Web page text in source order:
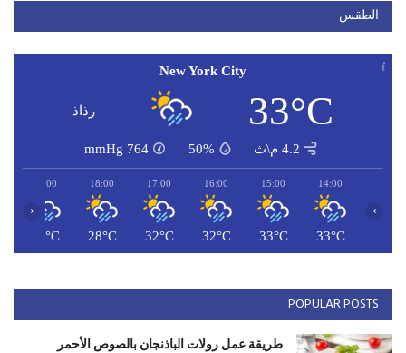
الطقس
New York City
33°C رذاذ
4.2 م\ث 50%
764
mmHg
14:00
33°C
15:00
33°C
16:00
32°C
17:00
32°C
18:00
28°C
19:00
26°C
‹ ›
POPULAR POSTS
طريقة عمل رولات الباذنجان بالصوص الأحمر